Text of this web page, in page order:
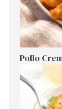
Pollo